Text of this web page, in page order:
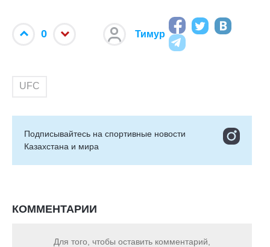
0 Тимур
UFC
Подписывайтесь на cпортивные новости
Казахстана и мира
КОММЕНТАРИИ
Для того, чтобы оставить комментарий,